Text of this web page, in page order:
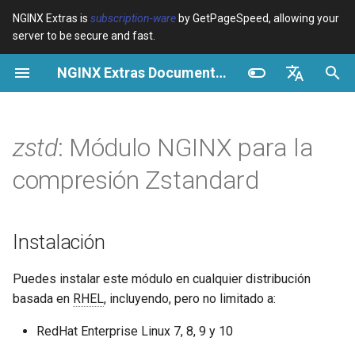
NGINX Extras is subscription-ware by GetPageSpeed, allowing your
server to be secure and fast.
NGINX Extras Documentation
Español
Português (Brasil)
中文
I
n
i
z
Variables $bot_name
$bot_producer
$browser_name
$browser_version
Examples
Directives geoip2
geoip2_proxy
Examples
acme
ada
aws-sdk
balancer
VPS/Dedicated - FastCGI
Cache
Rendimiento
Seguridad
RHEL/CentOS
NGINX-MOD - NGINX
salud para RHEL
Servidor Web Tengine -
Instalar en RHEL, CentOS y
zstd: Módulo NGINX para la
compresión Zstandard
Instalación
Puedes instalar este módulo en cualquier distribución
basada en RHEL, incluyendo, pero no limitado a:
RedHat Enterprise Linux 7, 8, 9 y 10